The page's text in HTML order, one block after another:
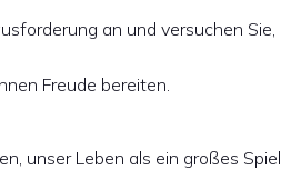
an und versuchen Sie,
Freude bereiten.
unser Leben als ein großes Spiel